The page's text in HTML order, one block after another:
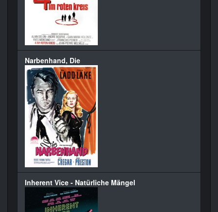
Narbenhand, Die
Inherent Vice - Natürliche Mängel